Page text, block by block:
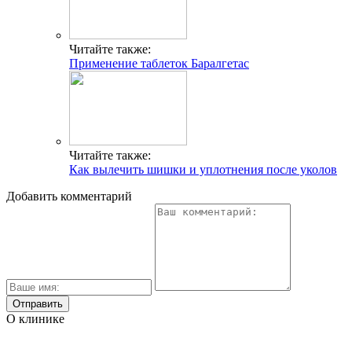
Читайте также:
Применение таблеток Баралгетас
Читайте также:
Как вылечить шишки и уплотнения после уколов
Добавить комментарий
О клинике